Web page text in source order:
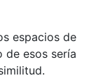
espacios de
de esos sería